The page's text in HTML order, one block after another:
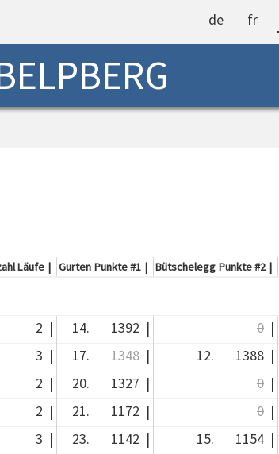
de fr
Läufe | Gurten Punkte #1 | Bütschelegg Punkte #2 |
2 | 14. 1392 | 0 |
3 | 17. 1348 | 12. 1388 |
2 | 20. 1327 | 0 |
2 | 21. 1172 | 0 |
3 | 23. 1142 | 15. 1154 |